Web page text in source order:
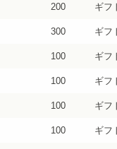
200 ギフ
300 ギフ
100 ギフ
100 ギフ
100 ギフ
100 ギフ